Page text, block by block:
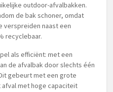
outdoor-afvalbakken.
de bak schoner, omdat
verspreiden naast een
recyclebaar.
als efficiënt: met een
de afvalbak door slechts één
gebeurt met een grote
afval met hoge capaciteit